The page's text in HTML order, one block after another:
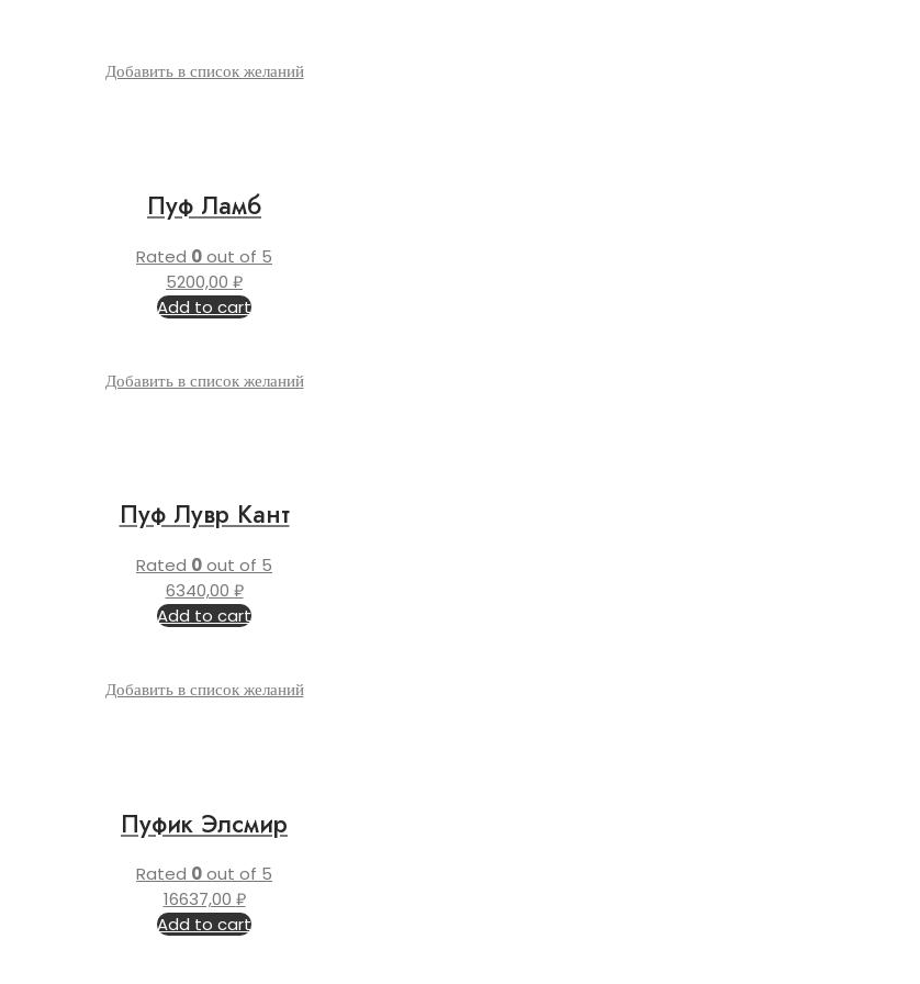
Добавить в список желаний
Пуф Ламб
Rated 0out of 5
5200,00 ₽
Add to cart
Добавить в список желаний
Пуф Лувр Кант
Rated 0out of 5
6340,00 ₽
Add to cart
Добавить в список желаний
Пуфик Элсмир
Rated 0out of 5
16637,00 ₽
Add to cart